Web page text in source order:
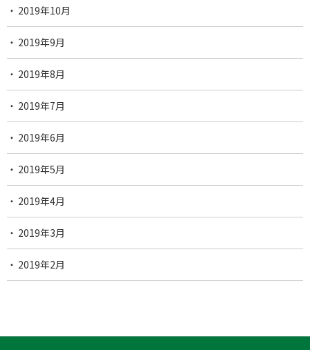
2019年10月
2019年9月
2019年8月
2019年7月
2019年6月
2019年5月
2019年4月
2019年3月
2019年2月